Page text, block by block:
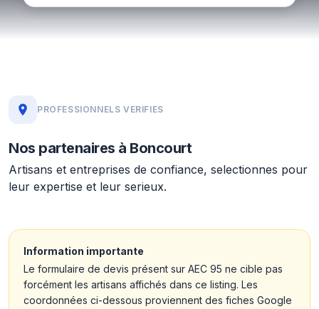
PROFESSIONNELS VERIFIES
Nos partenaires à Boncourt
Artisans et entreprises de confiance, selectionnes pour
leur expertise et leur serieux.
Information importante
Le formulaire de devis présent sur AEC 95 ne cible pas
forcément les artisans affichés dans ce listing. Les
coordonnées ci-dessous proviennent des fiches Google